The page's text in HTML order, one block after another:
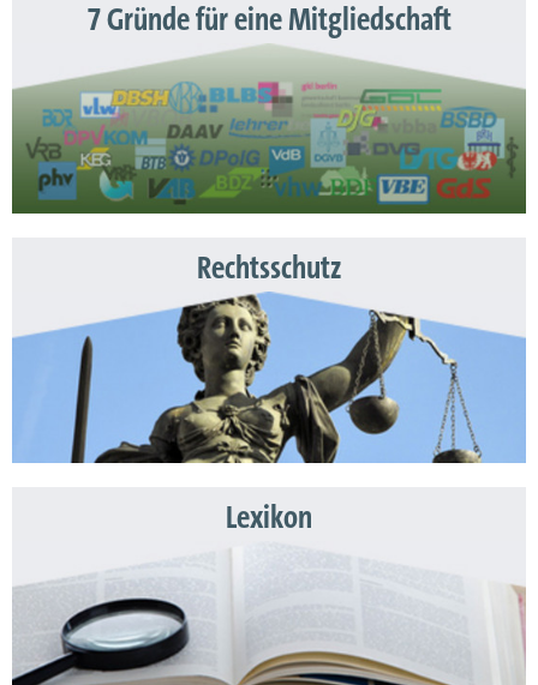
7 Gründe für eine Mitgliedschaft
Rechtsschutz
Lexikon